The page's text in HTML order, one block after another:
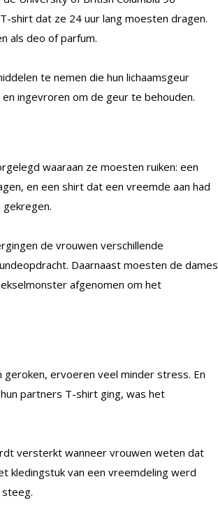
shirt dat ze 24 uur lang moesten dragen.
als deo of parfum.
te nemen die hun lichaamsgeur
ingevroren om de geur te behouden.
waaraan ze moesten ruiken: een
en een shirt dat een vreemde aan had
de vrouwen verschillende
Daarnaast moesten de dames
afgenomen om het
geroken, ervoeren veel minder stress. En
partners T-shirt ging, was het
versterkt wanneer vrouwen weten dat
kledingstuk van een vreemdeling werd